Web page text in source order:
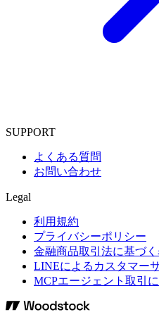
SUPPORT
よくある質問
お問い合わせ
Legal
利用規約
プライバシーポリシー
金融商品取引法に基づ
LINEによるカスタマー
MCPエージェント取引